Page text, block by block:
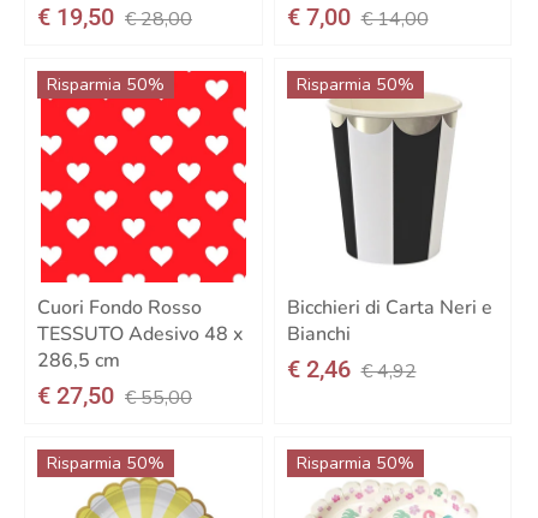
€ 19,50 € 28,00 € 7,00 € 14,00
Risparmia 50%
Cuori Fondo Rosso
TESSUTO Adesivo 48 x
286,5 cm
€ 27,50 € 55,00
Risparmia 50%
Bicchieri di Carta Neri e
Bianchi
€ 2,46 € 4,92
Risparmia 50% Risparmia 50%